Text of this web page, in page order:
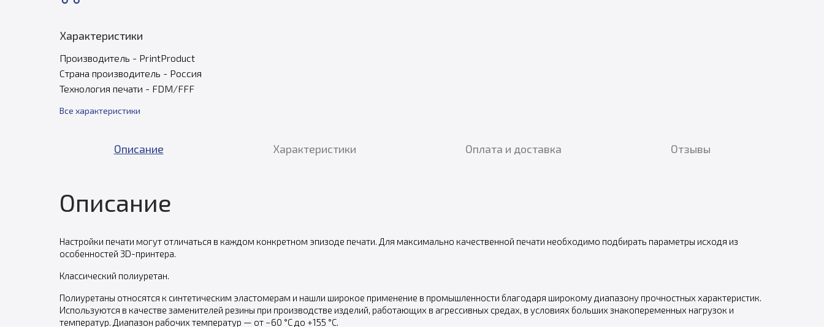
Характеристики
Производитель - PrintProduct
Страна производитель - Россия
Технология печати - FDM/FFF
Все характеристики
Описание Характеристики Оплата и доставка Отзывы
Описание
Настройки печати могут отличаться в каждом конкретном эпизоде печати. Для максимально качественной печати необходимо подбирать параметры исходя из
особенностей 3D-принтера.
Классический полиуретан.
Полиуретаны относятся к синтетическим эластомерам и нашли широкое применение в промышленности благодаря широкому диапазону прочностных характеристик.
Используются в качестве заменителей резины при производстве изделий, работающих в агрессивных средах, в условиях больших знакопеременных нагрузок и
температур. Диапазон рабочих температур — от −60 °С до +155 °С.